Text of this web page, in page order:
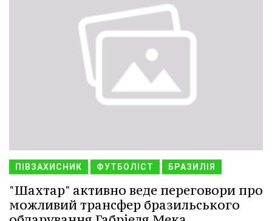
ПІВЗАХИСНИК ФУТБОЛІСТ БРАЗИЛІЯ
"Шахтар" активно веде переговори про
можливий трансфер бразильського